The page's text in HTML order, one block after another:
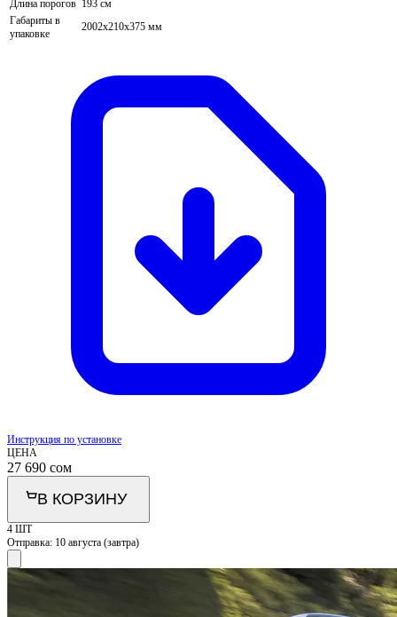
Длина порогов 193 см
Габариты в
упаковке
2002х210х375 мм
Инструкция по установке
ЦЕНА
27 690 сом
В КОРЗИНУ
4 ШТ
Отправка: 10 августа (завтра)